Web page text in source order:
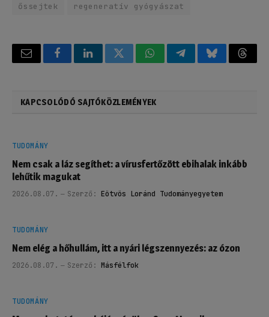
őssejtek
regeneratív gyógyászat
Email FacebookLinkedInTwitterWhatsAppTelegramBluesky
KAPCSOLÓDÓ SAJTÓKÖZLEMÉNYEK
TUDOMÁNY
Nem csak a láz segíthet: a vírusfertőzött ebihalak inkább
lehűtik magukat
2026.08.07. Szerző: Eötvös Loránd Tudományegyetem
TUDOMÁNY
Nem elég a hőhullám, itt a nyári légszennyezés: az ózon
2026.08.07. Szerző: Másfélfok
TUDOMÁNY